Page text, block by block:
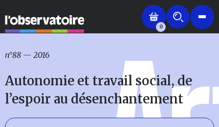
0
n°88 — 2016
Autonomie et travail social, de
l’espoir au désenchantement